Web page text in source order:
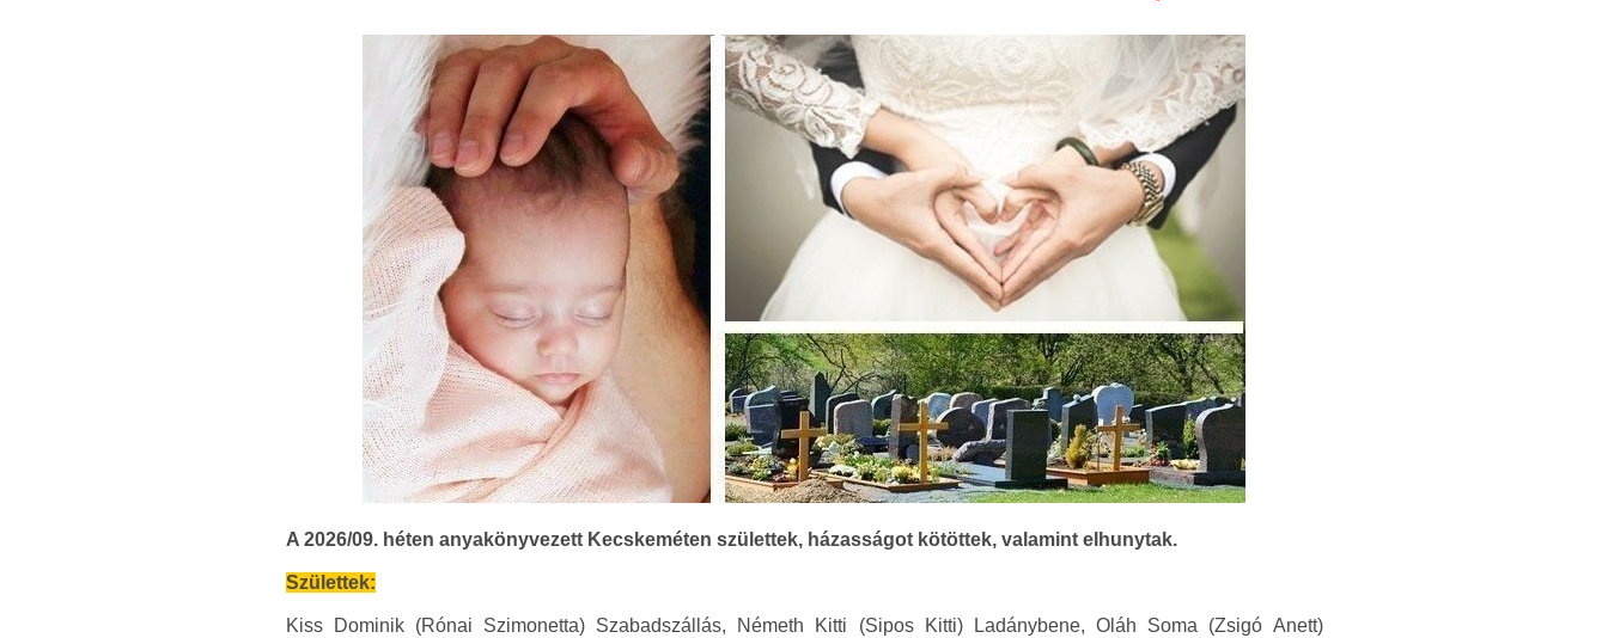
A 2026/09. héten anyakönyvezett Kecskeméten születtek, házasságot kötöttek, valamint elhunytak.
Születtek:
Kiss Dominik (Rónai Szimonetta) Szabadszállás, Németh Kitti (Sipos Kitti) Ladánybene, Oláh Soma (Zsigó Anett)